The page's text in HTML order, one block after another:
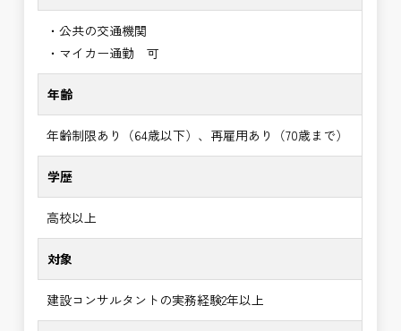
・公共の交通機関
・マイカー通勤 可
年齢
年齢制限あり（64歳以下）、再雇用あり（70歳まで）
学歴
高校以上
対象
建設コンサルタントの実務経験2年以上